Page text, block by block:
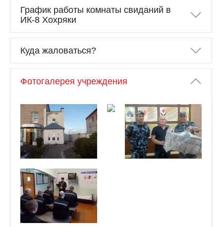
График работы комнаты свиданий в
ИК-8 Хохряки
Куда жаловаться?
Фотогалерея учреждения